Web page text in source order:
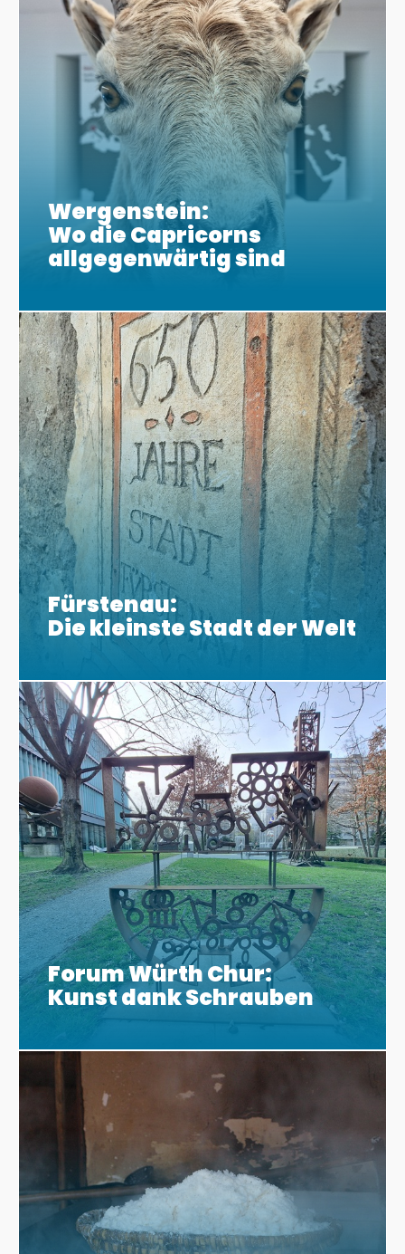
Wergenstein:
Wo die Capricorns
allgegenwärtig sind
Fürstenau:
Die kleinste Stadt der Welt
Forum Würth Chur:
Kunst dank Schrauben